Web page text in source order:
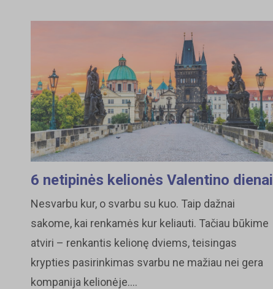
6 netipinės kelionės Valentino dienai
Nesvarbu kur, o svarbu su kuo. Taip dažnai
sakome, kai renkamės kur keliauti. Tačiau būkime
atviri – renkantis kelionę dviems, teisingas
krypties pasirinkimas svarbu ne mažiau nei gera
kompanija kelionėje....